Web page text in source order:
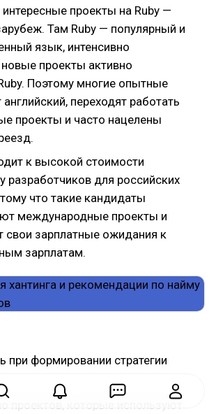
интересные проекты на Ruby —
Там Ruby — популярный и
язык, интенсивно
новые проекты активно
Поэтому многие опытные
переходят работать
проекты и часто нацелены
к высокой стоимости
разработчиков для российских
что такие кандидаты
международные проекты и
свои зарплатные ожидания к
зарплатам.
при формировании стратегии
проектов, которые используют